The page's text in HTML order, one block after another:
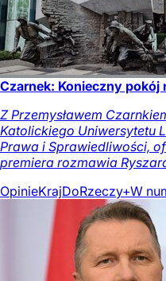
Czarnek: Konieczny pokój
Z Przemysławem
Katolickiego Uniwersytetu
Prawa i Sprawiedliwości,
premiera rozmawia
OpinieKrajDoRzeczy+W